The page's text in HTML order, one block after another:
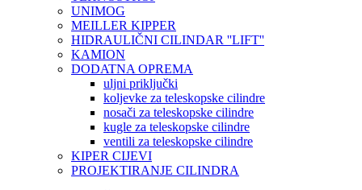
UNIMOG
MEILLER KIPPER
HIDRAULIČNI CILINDAR ''LIFT''
KAMION
DODATNA OPREMA
uljni priključki
koljevke za teleskopske cilindre
nosači za teleskopske cilindre
kugle za teleskopske cilindre
ventili za teleskopske cilindre
KIPER CIJEVI
PROJEKTIRANJE CILINDRA